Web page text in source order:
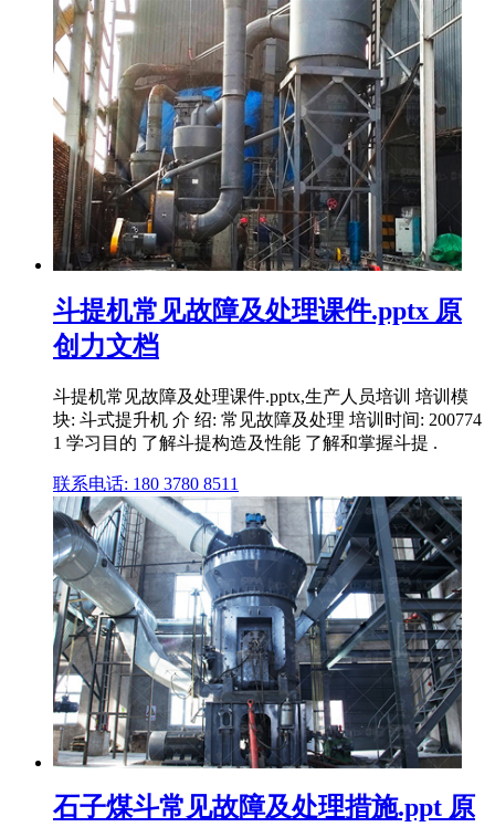
斗提机常见故障及处理课件.pptx 原
创力文档
斗提机常见故障及处理课件.pptx,生产人员培训 培训模
块: 斗式提升机 介 绍: 常见故障及处理 培训时间: 200774
1 学习目的 了解斗提构造及性能 了解和掌握斗提 .
联系电话: 180 3780 8511
石子煤斗常见故障及处理措施.ppt 原